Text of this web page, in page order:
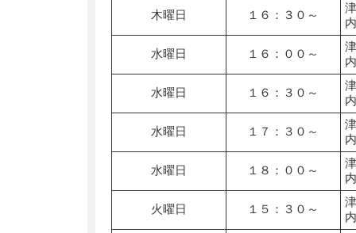
木曜日 １６：３０～
水曜日 １６：００～
水曜日 １６：３０～
水曜日 １７：３０～
水曜日 １８：００～
火曜日 １５：３０～